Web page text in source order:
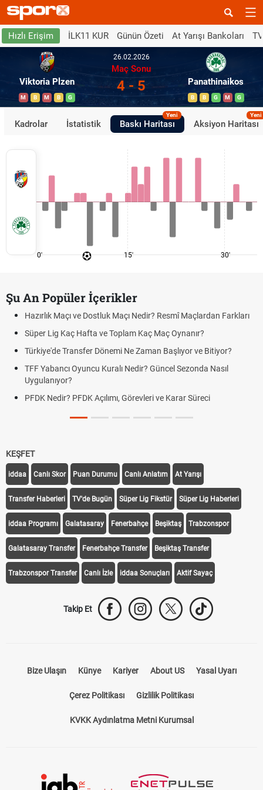
Hızlı Erişim İLK11 KUR Günün Özeti At Yarışı Bankoları
Viktoria Plzen
M B M B G
26.02.2026
Maç Sonu
4 - 5 Panathinaikos
B B G M G
Kadrolar İstatistik Baskı Haritası
Yeni
Aksiyon Haritası
Yeni
0' 15' 30'
Şu An Popüler İçerikler
Hazırlık Maçı ve Dostluk Maçı Nedir? Resmî Maçlardan Farkları
Süper Lig Kaç Hafta ve Toplam Kaç Maç Oynanır?
Türkiye'de Transfer Dönemi Ne Zaman Başlıyor ve Bitiyor?
TFF Yabancı Oyuncu Kuralı Nedir? Güncel Sezonda Nasıl
Uygulanıyor?
PFDK Nedir? PFDK Açılımı, Görevleri ve Karar Süreci
KEŞFET
iddaa Canlı Skor Puan Durumu Canlı Anlatım At Yarışı
Transfer Haberleri TV'de Bugün Süper Lig Fikstür Süper Lig Haberleri
iddaa Programı Galatasaray Fenerbahçe Beşiktaş Trabzonspor
Galatasaray Transfer Fenerbahçe Transfer Beşiktaş Transfer
Trabzonspor Transfer Canlı İzle iddaa Sonuçları Aktif Sayaç
Takip Et
Bize Ulaşın Künye Kariyer About US Yasal Uyarı
Çerez Politikası Gizlilik Politikası
KVKK Aydınlatma Metni Kurumsal